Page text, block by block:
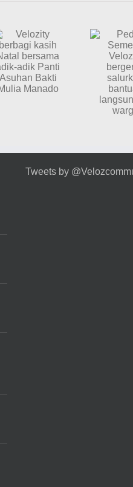
Dan
Di
Peduli
Semeru,
Velozity
bergerak
salurkan
Tweets by